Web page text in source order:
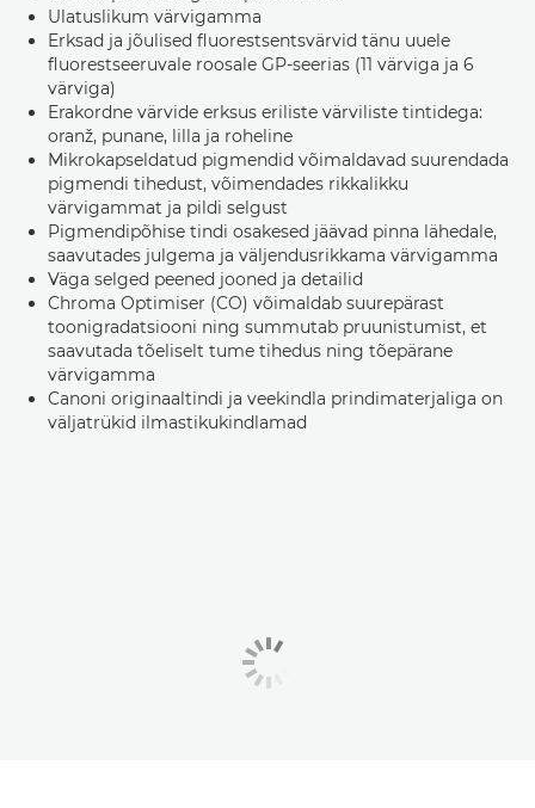
Ulatuslikum värvigamma
Erksad ja jõulised fluorestsentsvärvid tänu uuele
fluorestseeruvale roosale GP-seerias (11 värviga ja 6
värviga)
Erakordne värvide erksus eriliste värviliste tintidega:
oranž, punane, lilla ja roheline
Mikrokapseldatud pigmendid võimaldavad suurendada
pigmendi tihedust, võimendades rikkalikku
värvigammat ja pildi selgust
Pigmendipõhise tindi osakesed jäävad pinna lähedale,
saavutades julgema ja väljendusrikkama värvigamma
Väga selged peened jooned ja detailid
Chroma Optimiser (CO) võimaldab suurepärast
toonigradatsiooni ning summutab pruunistumist, et
saavutada tõeliselt tume tihedus ning tõepärane
värvigamma
Canoni originaaltindi ja veekindla prindimaterjaliga on
väljatrükid ilmastikukindlamad